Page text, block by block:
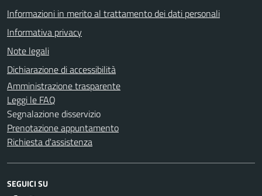
Informazioni in merito al trattamento dei dati personali
Informativa privacy
Note legali
Dichiarazione di accessibilità
Amministrazione trasparente
Leggi le FAQ
Segnalazione disservizio
Prenotazione appuntamento
Richiesta d'assistenza
SEGUICI SU